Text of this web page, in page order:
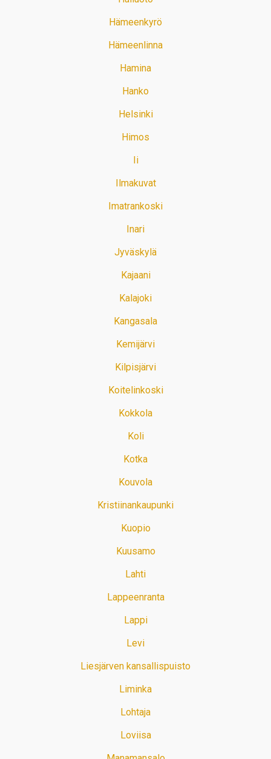
Hämeenkyrö
Hämeenlinna
Hamina
Hanko
Helsinki
Himos
Ii
Ilmakuvat
Imatrankoski
Inari
Jyväskylä
Kajaani
Kalajoki
Kangasala
Kemijärvi
Kilpisjärvi
Koitelinkoski
Kokkola
Koli
Kotka
Kouvola
Kristiinankaupunki
Kuopio
Kuusamo
Lahti
Lappeenranta
Lappi
Levi
Liesjärven kansallispuisto
Liminka
Lohtaja
Loviisa